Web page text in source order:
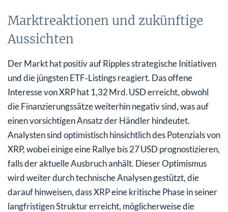
Marktreaktionen und zukünftige
Aussichten
Der Markt hat positiv auf Ripples strategische Initiativen
und die jüngsten ETF‑Listings reagiert. Das offene
Interesse von XRP hat 1,32 Mrd. USD erreicht, obwohl
die Finanzierungssätze weiterhin negativ sind, was auf
einen vorsichtigen Ansatz der Händler hindeutet.
Analysten sind optimistisch hinsichtlich des Potenzials von
XRP, wobei einige eine Rallye bis 27 USD prognostizieren,
falls der aktuelle Ausbruch anhält. Dieser Optimismus
wird weiter durch technische Analysen gestützt, die
darauf hinweisen, dass XRP eine kritische Phase in seiner
langfristigen Struktur erreicht, möglicherweise die